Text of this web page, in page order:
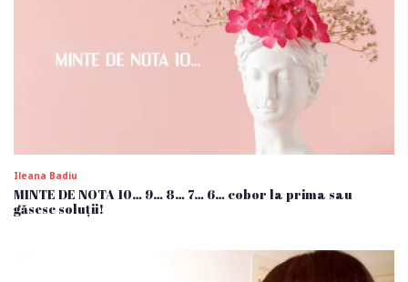
Ileana Badiu
MINTE DE NOTA 10… 9… 8… 7… 6… cobor la prima sau
găsesc soluții!